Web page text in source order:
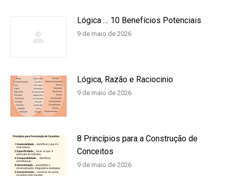
Lógica … 10 Benefícios Potenciais
9 de maio de 2026
Lógica, Razão e Raciocinio
9 de maio de 2026
8 Princípios para a Construção de
Conceitos
9 de maio de 2026